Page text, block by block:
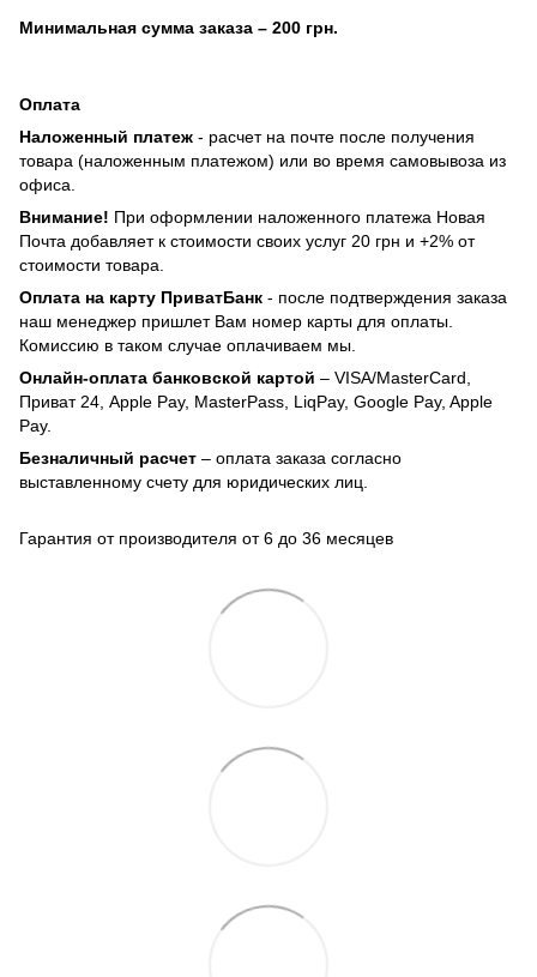
Минимальная сумма заказа – 200 грн.
Оплата
Наложенный платеж - расчет на почте после получения
товара (наложенным платежом) или во время самовывоза из
офиса.
Внимание! При оформлении наложенного платежа Новая
Почта добавляет к стоимости своих услуг 20 грн и +2% от
стоимости товара.
Оплата на карту ПриватБанк - после подтверждения заказа
наш менеджер пришлет Вам номер карты для оплаты.
Комиссию в таком случае оплачиваем мы.
Онлайн-оплата банковской картой – VISA/MasterCard,
Приват 24, Apple Pay, MasterPass, LiqPay, Google Pay, Apple
Pay.
Безналичный расчет – оплата заказа согласно
выставленному счету для юридических лиц.
Гарантия от производителя от 6 до 36 месяцев